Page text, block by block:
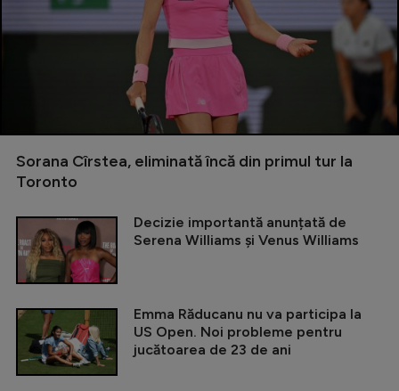
Sorana Cîrstea, eliminată încă din primul tur la
Toronto
Decizie importantă anunțată de
Serena Williams și Venus Williams
Emma Răducanu nu va participa la
US Open. Noi probleme pentru
jucătoarea de 23 de ani